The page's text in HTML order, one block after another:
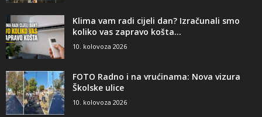
Klima vam radi cijeli dan? Izračunali smo
koliko vas zapravo košta...
10. kolovoza 2026
FOTO Radno i na vrućinama: Nova vizura
Školske ulice
10. kolovoza 2026